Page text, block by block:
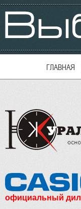
ГЛАВНАЯ
официальный